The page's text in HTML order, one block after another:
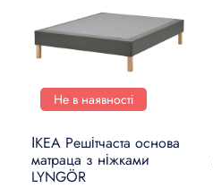
Не в наявності
ІКЕА Решітчаста основа
матраца з ніжками
LYNGÖR